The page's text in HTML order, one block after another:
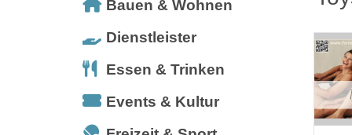
Bauen & Wohnen
Dienstleister
Essen & Trinken
Events & Kultur